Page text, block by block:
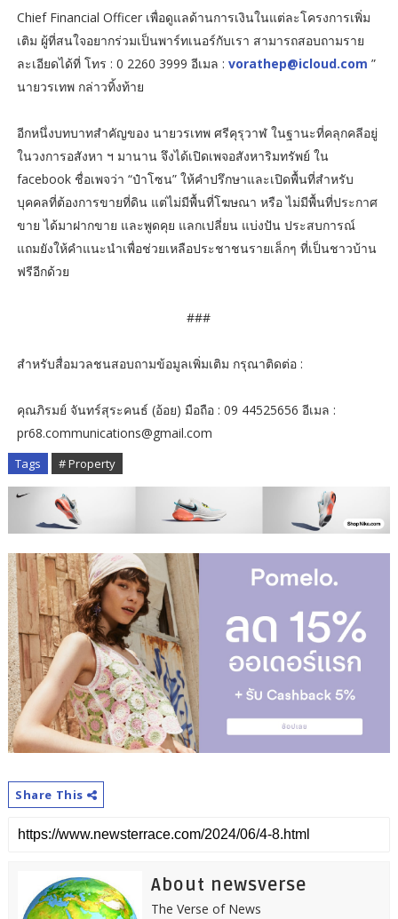
Chief Financial Officer เพื่อดูแลด้านการเงินในแต่ละโครงการเพิ่ม
เติม ผู้ที่สนใจอยากร่วมเป็นพาร์ทเนอร์กับเรา สามารถสอบถามราย
ละเอียดได้ที่ โทร : 0 2260 3999 อีเมล : vorathep@icloud.com ”
นายวรเทพ กล่าวทิ้งท้าย
อีกหนึ่งบทบาทสำคัญของ นายวรเทพ ศรีคุรุวาฬ ในฐานะที่คลุกคลีอยู่
ในวงการอสังหา ฯ มานาน จึงได้เปิดเพจอสังหาริมทรัพย์ ใน
facebook ชื่อเพจว่า “ป๋าโซน” ให้คำปรึกษาและเปิดพื้นที่สำหรับ
บุคคลที่ต้องการขายที่ดิน แต่ไม่มีพื้นที่โฆษณา หรือ ไม่มีพื้นที่ประกาศ
ขาย ได้มาฝากขาย และพูดคุย แลกเปลี่ยน แบ่งปัน ประสบการณ์
แถมยังให้คำแนะนำเพื่อช่วยเหลือประชาชนรายเล็กๆ ที่เป็นชาวบ้าน
ฟรีอีกด้วย
###
สำหรับสื่อมวลชนสอบถามข้อมูลเพิ่มเติม กรุณาติดต่อ :
คุณภิรมย์ จันทร์สุระคนธ์ (อ้อย) มือถือ : 09 44525656 อีเมล :
pr68.communications@gmail.com
Tags # Property
Share This
About newsverse
The Verse of News